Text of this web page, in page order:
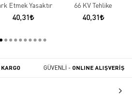
Etmek Yasaktır
40,31
66 KV Tehlike
40,31
GÜVENLİ - ONLINE ALIŞVERİŞ